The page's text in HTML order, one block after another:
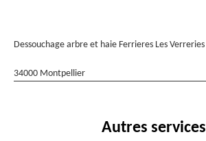
Dessouchage arbre et haie Ferrieres Les Verreries
34000 Montpellier
Autres services